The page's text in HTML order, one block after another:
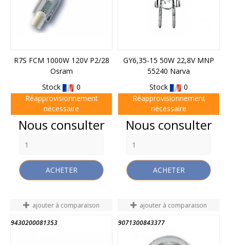
R7S FCM 1000W 120V P2/28
Osram
Stock
0
Réapprovisionnement
nécessaire
Prix
Nous consulter
ACHETER
GY6,35-15 50W 22,8V MNP
55240 Narva
Stock
0
Réapprovisionnement
nécessaire
Prix
Nous consulter
ACHETER
ajouter à comparaison
9430200081353
ajouter à comparaison
9071300843377